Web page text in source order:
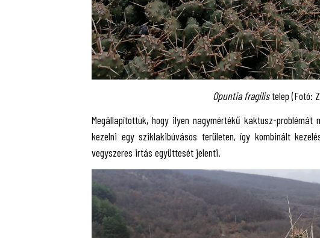
Opuntia fragilistelep (Fotó:
Megállapítottuk, hogy ilyen nagymértékű kaktusz-
kezelni egy sziklakibúvásos területen, így kombinált
vegyszeres irtás együttesét jelenti.